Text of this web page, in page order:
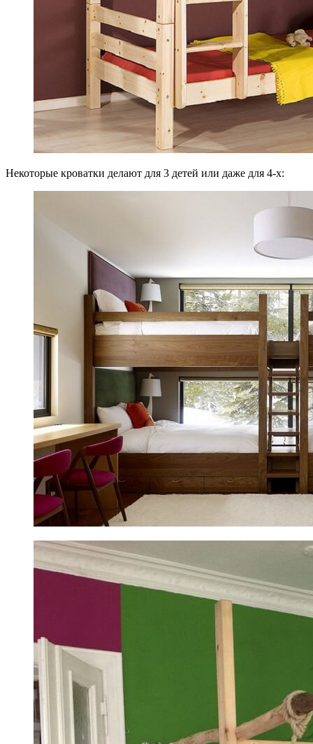
Некоторые кроватки делают для 3 детей или даже для 4-х: